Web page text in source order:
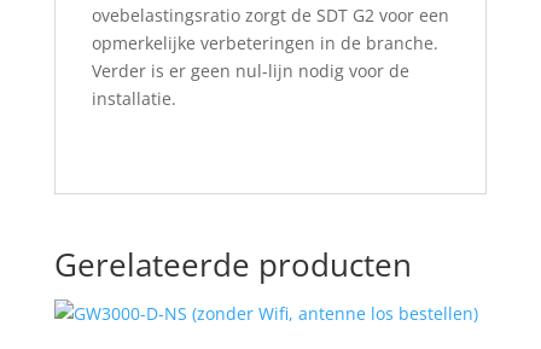
ovebelastingsratio zorgt de SDT G2 voor een
opmerkelijke verbeteringen in de branche.
Verder is er geen nul-lijn nodig voor de
installatie.
Gerelateerde producten